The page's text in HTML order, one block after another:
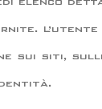
sui siti,